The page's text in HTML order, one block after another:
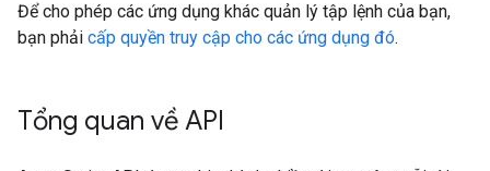
Để cho phép các ứng dụng khác quản lý tập lệnh của bạn,
bạn phải cấp quyền truy cập cho các ứng dụng đó.
Tổng quan về API